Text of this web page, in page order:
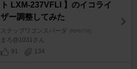
ト LXM-237VFLI 】のイコライ
ザー調整してみた
ステップワゴンスパーダ [RP6/7/8]
まろ@1031さん
91
134